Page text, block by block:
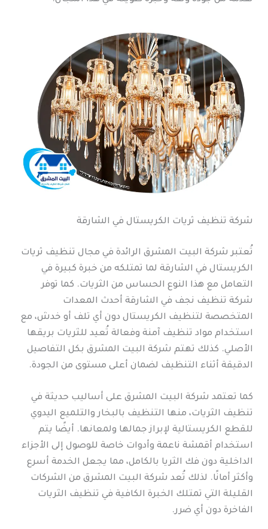
شركة تنظيف ثريات الكريستال في الشارقة
تُعتبر شركة البيت المشرق الرائدة في مجال تنظيف ثريات
الكريستال في الشارقة لما تمتلكه من خبرة كبيرة في
التعامل مع هذا النوع الحساس من الثريات. كما توفر
شركة تنظيف نجف في الشارقة أحدث المعدات
المتخصصة لتنظيف الكريستال دون أي تلف أو خدش، مع
استخدام مواد تنظيف آمنة وفعالة تُعيد للثريات بريقها
الأصلي. كذلك تهتم شركة البيت المشرق بكل التفاصيل
الدقيقة أثناء التنظيف لضمان أعلى مستوى من الجودة.
كما تعتمد شركة البيت المشرق على أساليب حديثة في
تنظيف الثريات، منها التنظيف بالبخار والتلميع اليدوي
للقطع الكريستالية لإبراز جمالها ولمعانها. أيضًا يتم
استخدام أقمشة ناعمة وأدوات خاصة للوصول إلى الأجزاء
الداخلية دون فك الثريا بالكامل، مما يجعل الخدمة أسرع
وأكثر أمانًا. لذلك تُعد شركة البيت المشرق من الشركات
القليلة التي تمتلك الخبرة الكافية في تنظيف الثريات
الفاخرة دون أي ضرر.